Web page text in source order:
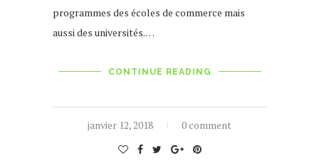
programmes des écoles de commerce mais
aussi des universités.…
CONTINUE READING
janvier 12, 2018 0 comment